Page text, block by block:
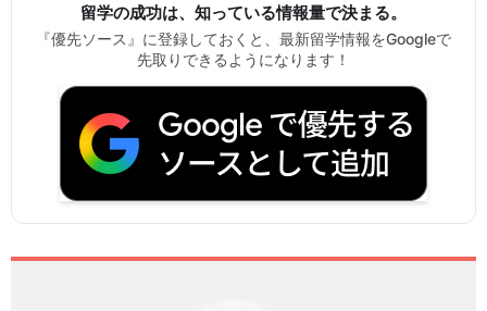
留学の成功は、知っている情報量で決まる。
『優先ソース』に登録しておくと、最新留学情報をGoogleで
先取りできるようになります！